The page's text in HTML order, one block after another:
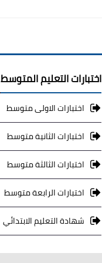
اختبارات التعليم المتوسط
اختبارات الاولى متوسط
اختبارات الثانية متوسط
اختبارات الثالثة متوسط
اختبارات الرابعة متوسط
شهادة التعليم الابتدائي